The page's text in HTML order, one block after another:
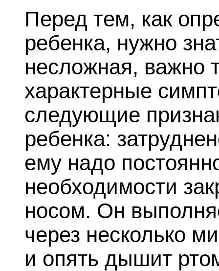
Перед тем, как
ребенка, нужно
несложная, важно
характерные
следующие
ребенка:
ему надо
необходимости
носом. Он
через несколько
и опять дышит